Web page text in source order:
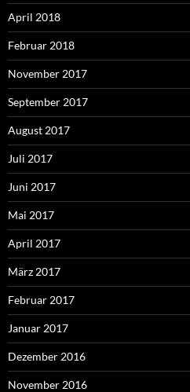
April 2018
Februar 2018
November 2017
September 2017
August 2017
Juli 2017
Juni 2017
Mai 2017
April 2017
März 2017
Februar 2017
Januar 2017
Dezember 2016
November 2016